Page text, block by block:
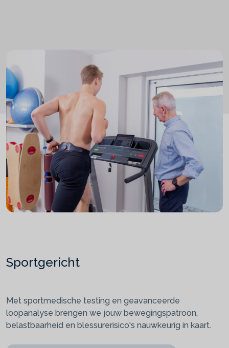
Sportgericht
Met sportmedische testing en geavanceerde
loopanalyse brengen we jouw bewegingspatroon,
belastbaarheid en blessurerisico's nauwkeurig in kaart.